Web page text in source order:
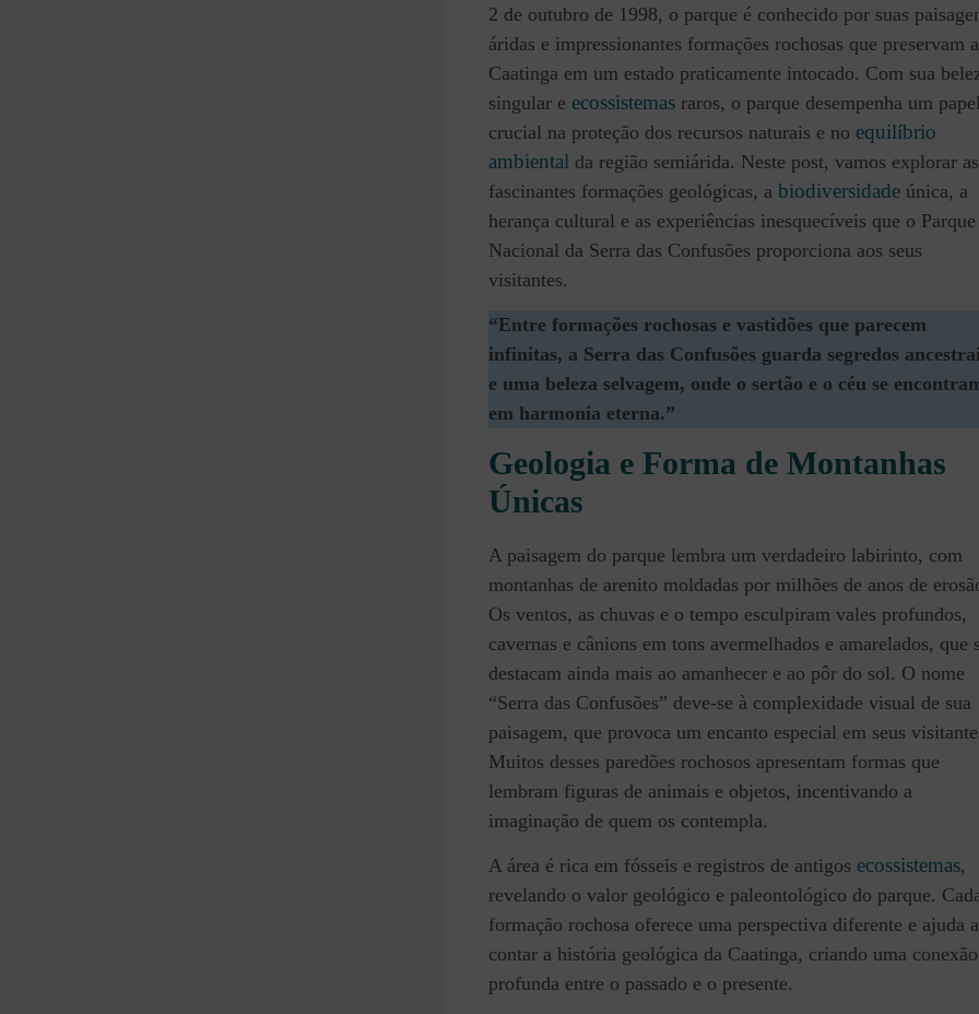
2 de outubro de 1998, o parque é conhecido por suas
áridas e impressionantes formações rochosas que preservam a
Caatinga em um estado praticamente intocado. Com sua
singular e ecossistemas raros, o parque desempenha um papel
crucial na proteção dos recursos naturais e no equilíbrio
ambiental da região semiárida. Neste post, vamos explorar as
fascinantes formações geológicas, a biodiversidade única, a
herança cultural e as experiências inesquecíveis que o Parque
Nacional da Serra das Confusões proporciona aos seus
visitantes.
“Entre formações rochosas e vastidões que parecem
infinitas, a Serra das Confusões guarda segredos
e uma beleza selvagem, onde o sertão e o céu se
em harmonia eterna.”
Geologia e Forma de Montanhas
Únicas
A paisagem do parque lembra um verdadeiro labirinto, com
montanhas de arenito moldadas por milhões de anos de
Os ventos, as chuvas e o tempo esculpiram vales profundos,
cavernas e cânions em tons avermelhados e amarelados, que
destacam ainda mais ao amanhecer e ao pôr do sol. O nome
“Serra das Confusões” deve-se à complexidade visual de sua
paisagem, que provoca um encanto especial em seus
Muitos desses paredões rochosos apresentam formas que
lembram figuras de animais e objetos, incentivando a
imaginação de quem os contempla.
A área é rica em fósseis e registros de antigos ecossistemas,
revelando o valor geológico e paleontológico do parque.
formação rochosa oferece uma perspectiva diferente e ajuda a
contar a história geológica da Caatinga, criando uma conexão
profunda entre o passado e o presente.